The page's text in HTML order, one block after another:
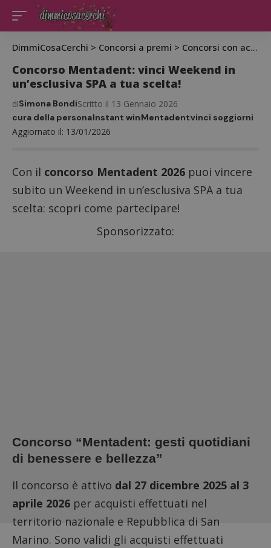
DimmiCosaCerchi > Concorsi a premi > Concorsi con acquisto
Concorso Mentadent: vinci Weekend in
un’esclusiva SPA a tua scelta!
Aggiornato il: 13/01/2026
diSimona BondiScritto il 13 Gennaio 2026
cura della personaInstant winMentadentvinci soggiorni
Con il concorso Mentadent 2026 puoi vincere
subito un Weekend in un’esclusiva SPA a tua
scelta: scopri come partecipare!
Sponsorizzato:
Concorso “Mentadent: gesti quotidiani
di benessere e bellezza”
Il concorso è attivo dal 27 dicembre 2025 al 3
aprile 2026 per acquisti effettuati nel
territorio nazionale e Repubblica di San
Marino. Sono validi gli acquisti effettuati